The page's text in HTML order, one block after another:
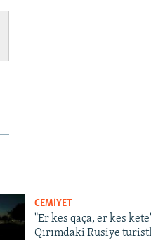
CEMİYET
"Er kes qaça, er kes
Qırımdaki Rusiye